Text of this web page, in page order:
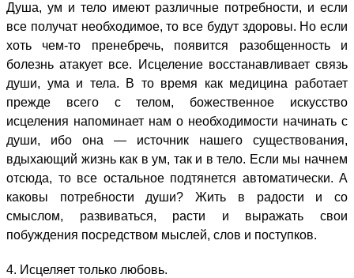
Душа, ум и тело имеют различные потребности, и если
все получат необходимое, то все будут здоровы. Но если
хоть чем-то пренебречь, появится разобщенность и
болезнь атакует все. Исцеление восстанавливает связь
души, ума и тела. В то время как медицина работает
прежде всего с телом, божественное искусство
исцеления напоминает нам о необходимости начинать с
души, ибо она — источник нашего существования,
вдыхающий жизнь как в ум, так и в тело. Если мы начнем
отсюда, то все остальное подтянется автоматически. А
каковы потребности души? Жить в радости и со
смыслом, развиваться, расти и выражать свои
побуждения посредством мыслей, слов и поступков.
4. Исцеляет только любовь.